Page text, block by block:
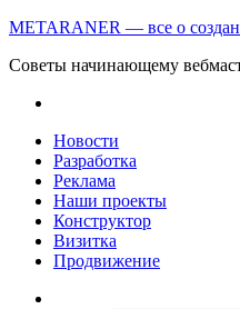
METARANER — все о
Советы начинающему
Новости
Разработка
Реклама
Наши проекты
Конструктор
Визитка
Продвижение